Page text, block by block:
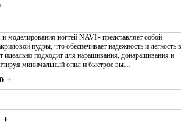
моделирования ногтей NAVI» представляет собой
пудры, что обеспечивает надежность и легкость в
идеально подходит для наращивания, донаращивания и
минимальный опил и быстрое вы…
+
+